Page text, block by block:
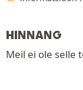
HINNANG
Meil ei ole selle